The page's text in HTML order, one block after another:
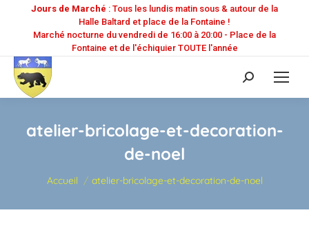
Jours de Marché : Tous les lundis matin sous & autour de la
Halle Baltard et place de la Fontaine !
Marché nocturne du vendredi de 16:00 à 20:00 - Place de la
Fontaine et de l'échiquier TOUTE l'année
Recherche
:
atelier-bricolage-et-decoration-
de-noel
Vous êtes ici :
Accueil atelier-bricolage-et-decoration-de-noel